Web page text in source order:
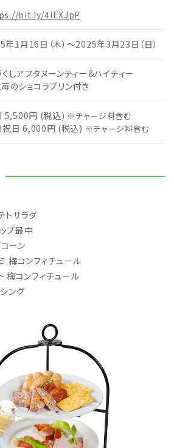
bit.ly/4iEXJpP
年1月16日（木）～2025年3月23日（日）
しアフタヌーンティー&ハイティー
のショコラプリン付き
5,500円 (税込) ※チャージ料含む
祝日 6,000円 (税込) ※チャージ料含む
トサラダ
プ最中
ーン
梅コンフィチュール
梅コンフィチュール
ング